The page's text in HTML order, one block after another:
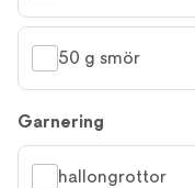
50 g smör
Garnering
hallongrottor